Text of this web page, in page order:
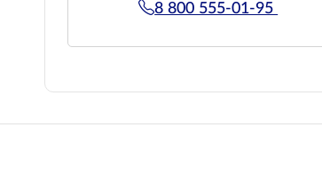
8 800 555-01-95